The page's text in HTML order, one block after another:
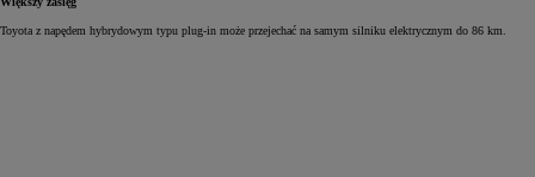
Toyota z napędem hybrydowym typu plug‑in może przejechać na samym silniku elektrycznym do 86 km.